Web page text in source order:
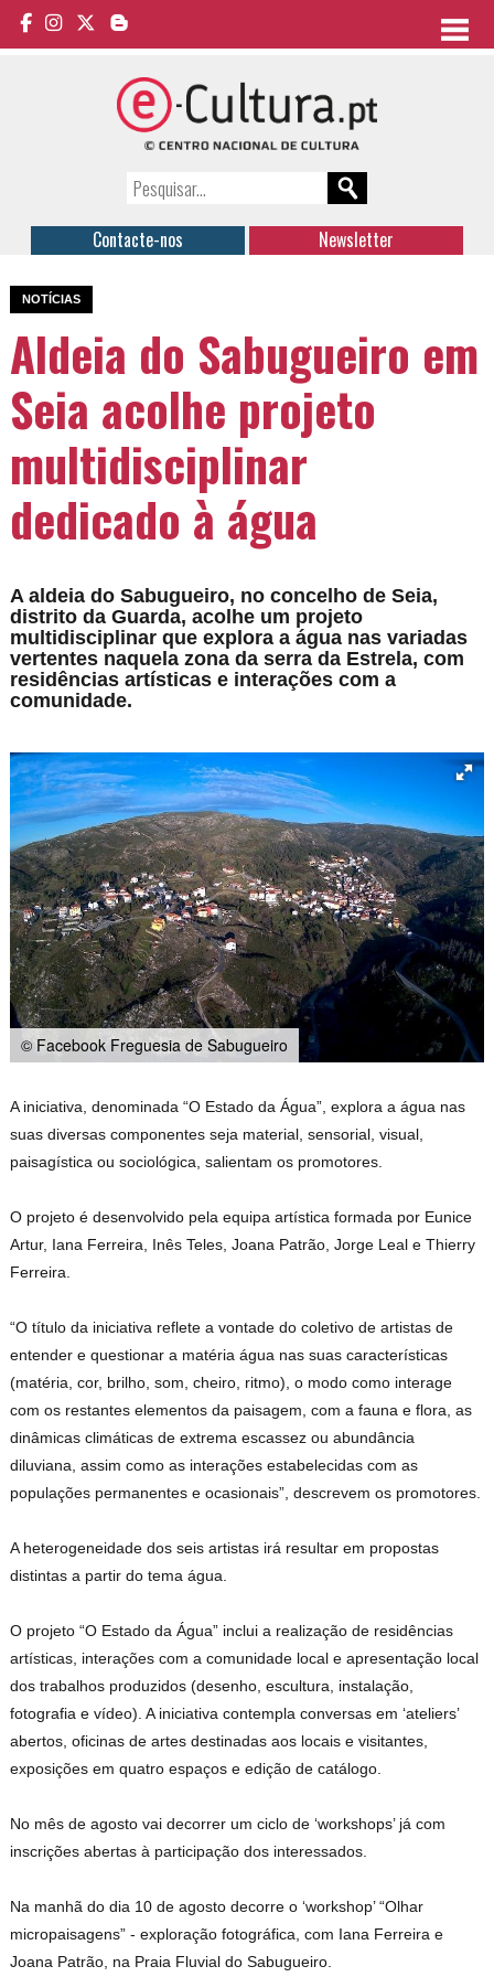
Contacte-nos Newsletter
NOTÍCIAS
Aldeia do Sabugueiro em
Seia acolhe projeto
multidisciplinar
dedicado à água
A aldeia do Sabugueiro, no concelho de Seia,
distrito da Guarda, acolhe um projeto
multidisciplinar que explora a água nas variadas
vertentes naquela zona da serra da Estrela, com
residências artísticas e interações com a
comunidade.
© Facebook Freguesia de Sabugueiro
A iniciativa, denominada “O Estado da Água”, explora a água nas
suas diversas componentes seja material, sensorial, visual,
paisagística ou sociológica, salientam os promotores.
O projeto é desenvolvido pela equipa artística formada por Eunice
Artur, Iana Ferreira, Inês Teles, Joana Patrão, Jorge Leal e Thierry
Ferreira.
“O título da iniciativa reflete a vontade do coletivo de artistas de
entender e questionar a matéria água nas suas características
(matéria, cor, brilho, som, cheiro, ritmo), o modo como interage
com os restantes elementos da paisagem, com a fauna e flora, as
dinâmicas climáticas de extrema escassez ou abundância
diluviana, assim como as interações estabelecidas com as
populações permanentes e ocasionais”, descrevem os promotores.
A heterogeneidade dos seis artistas irá resultar em propostas
distintas a partir do tema água.
O projeto “O Estado da Água” inclui a realização de residências
artísticas, interações com a comunidade local e apresentação local
dos trabalhos produzidos (desenho, escultura, instalação,
fotografia e vídeo). A iniciativa contempla conversas em ‘ateliers’
abertos, oficinas de artes destinadas aos locais e visitantes,
exposições em quatro espaços e edição de catálogo.
No mês de agosto vai decorrer um ciclo de ‘workshops’ já com
inscrições abertas à participação dos interessados.
Na manhã do dia 10 de agosto decorre o ‘workshop’ “Olhar
micropaisagens” - exploração fotográfica, com Iana Ferreira e
Joana Patrão, na Praia Fluvial do Sabugueiro.